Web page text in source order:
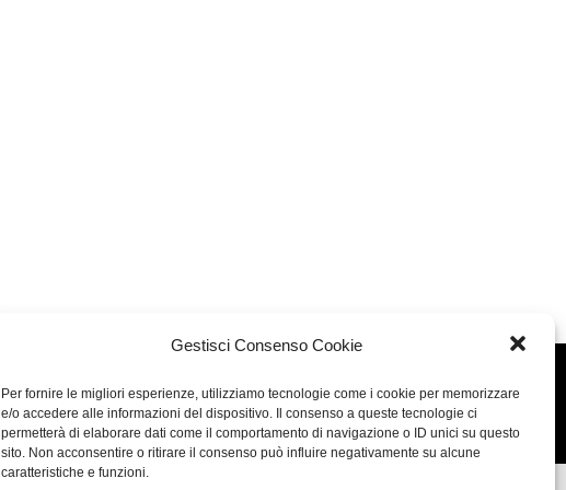
Gestisci Consenso Cookie
Per fornire le migliori esperienze, utilizziamo tecnologie come i cookie per memorizzare
e/o accedere alle informazioni del dispositivo. Il consenso a queste tecnologie ci
permetterà di elaborare dati come il comportamento di navigazione o ID unici su questo
sito. Non acconsentire o ritirare il consenso può influire negativamente su alcune
caratteristiche e funzioni.
Concept: Annamaria De Paola - Realizzazione: AF
Cookie & Privacy Policy